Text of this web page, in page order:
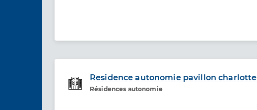
Residence autonomie pavillon charlotte
Résidences autonomie
Etablissement de soins